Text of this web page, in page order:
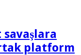
savaşlara
platform